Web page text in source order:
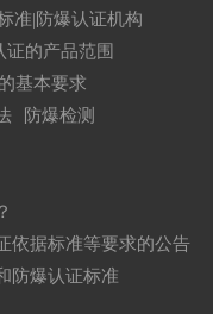
准|防爆认证机构
证的产品范围
基本要求
防爆检测
依据标准等要求的公告
防爆认证标准